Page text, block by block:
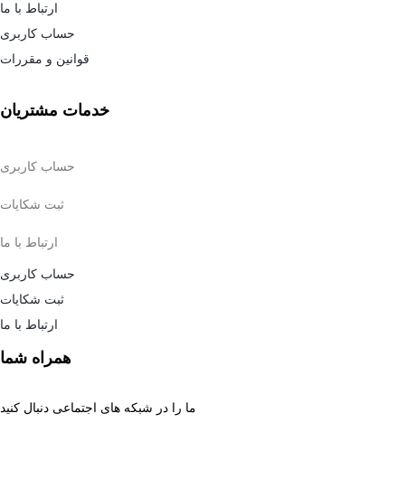
ارتباط با ما
حساب کاربری
قوانین و مقررات
خدمات مشتریان
حساب کاربری
ثبت شکایات
ارتباط با ما
حساب کاربری
ثبت شکایات
ارتباط با ما
همراه شما
ما را در شبکه های اجتماعی دنبال کنید